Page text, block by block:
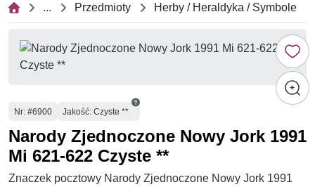
... Przedmioty Herby / Heraldyka / Symbole
Numer
Nr: #6900 Jakość: Czyste **
Narody Zjednoczone Nowy Jork 1991
Mi 621-622 Czyste **
Znaczek pocztowy Narody Zjednoczone Nowy Jork 1991